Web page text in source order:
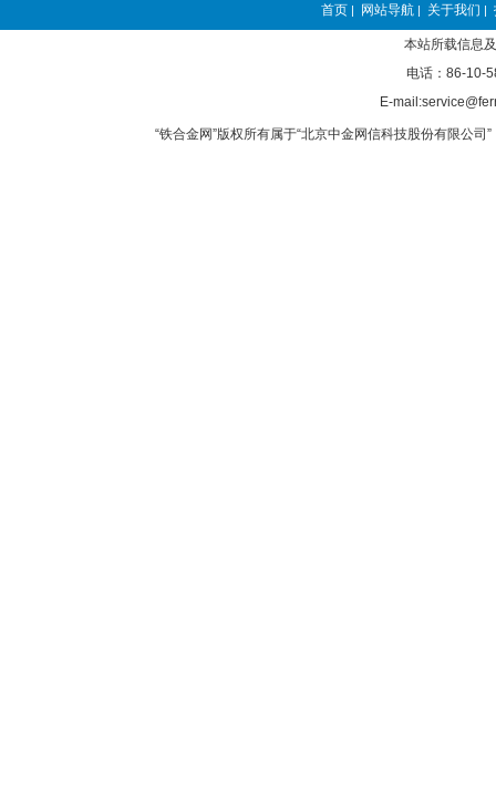
首页 | 网站导航 | 关于我们 |
本站所载信息
电话：86-10-
E-
“铁合金网”版权所有属于“北京中金网信科技股份有限公司